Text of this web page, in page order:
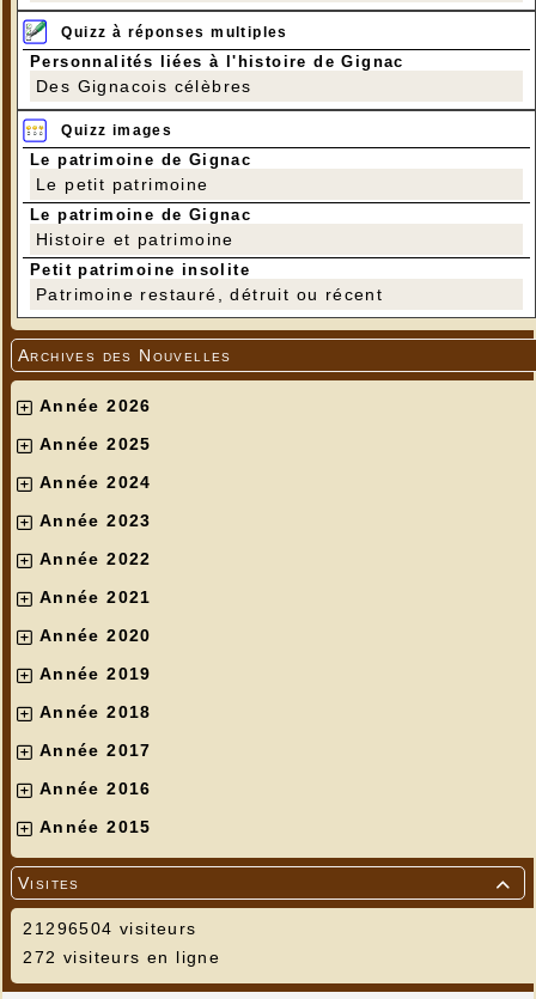
Quizz à réponses multiples
Personnalités liées à l'histoire de Gignac
Des Gignacois célèbres
Quizz images
Le patrimoine de Gignac
Le petit patrimoine
Le patrimoine de Gignac
Histoire et patrimoine
Petit patrimoine insolite
Patrimoine restauré, détruit ou récent
Archives des Nouvelles
Année 2026
Année 2025
Année 2024
Année 2023
Année 2022
Année 2021
Année 2020
Année 2019
Année 2018
Année 2017
Année 2016
Année 2015

Visites
21296504 visiteurs
272 visiteurs en ligne